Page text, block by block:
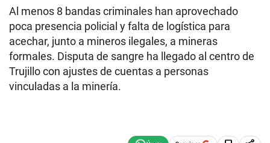
Al menos 8 bandas criminales han aprovechado
poca presencia policial y falta de logística para
acechar, junto a mineros ilegales, a mineras
formales. Disputa de sangre ha llegado al centro de
Trujillo con ajustes de cuentas a personas
vinculadas a la minería.